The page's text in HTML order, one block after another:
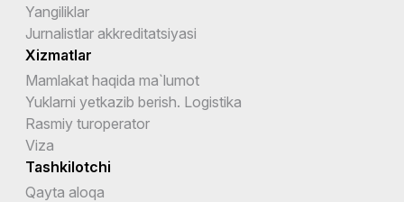
Yangiliklar
Jurnalistlar akkreditatsiyasi
Xizmatlar
Mamlakat haqida ma`lumot
Yuklarni yetkazib berish. Logistika
Rasmiy turoperator
Viza
Tashkilotchi
Qayta aloqa